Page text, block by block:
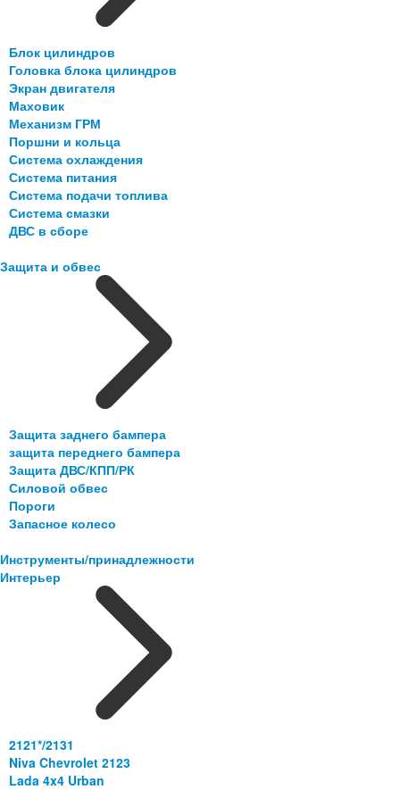
Блок цилиндров
Головка блока цилиндров
Экран двигателя
Маховик
Механизм ГРМ
Поршни и кольца
Система охлаждения
Система питания
Система подачи топлива
Система смазки
ДВС в сборе
Защита и обвес
Защита заднего бампера
защита переднего бампера
Защита ДВС/КПП/РК
Силовой обвес
Пороги
Запасное колесо
Инструменты/принадлежности
Интерьер
2121*/2131
Niva Chevrolet 2123
Lada 4x4 Urban